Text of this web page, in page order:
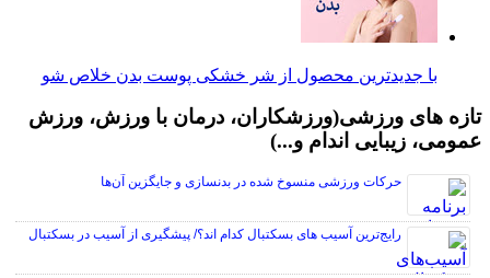
با جدیدترین محصول از شر خشکی پوست بدن خلاص شو
های ورزشی(ورزشکاران، درمان با ورزش، ورزش
زیبایی اندام و...)
سایر مطالب ورزشی
حرکات ورزشی منسوخ شده در بدنسازی و جایگزین آن‌ها
رایج‌ترین آسیب های بسکتبال کدام اند؟/ پیشگیری از آسیب در بسکتبال